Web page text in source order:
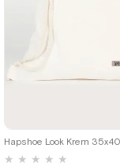
★ ★ ★ ★ ★